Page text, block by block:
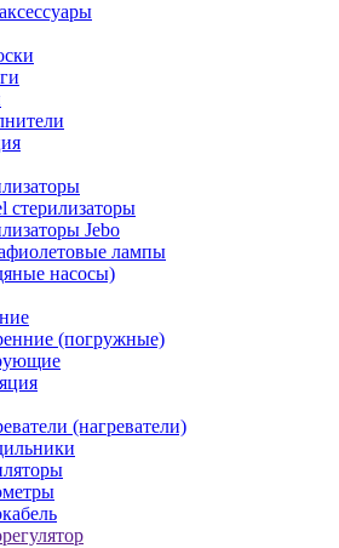
стерилизаторы
Jebo
лампы
насосы)
(погружные)
(нагреватели)